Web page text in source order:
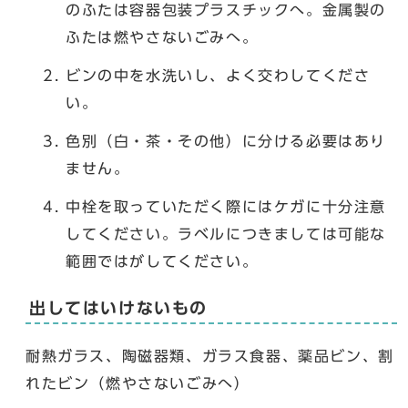
のふたは容器包装プラスチックへ。金属製の
ふたは燃やさないごみへ。
ビンの中を水洗いし、よく交わしてくださ
い。
色別（白・茶・その他）に分ける必要はあり
ません。
中栓を取っていただく際にはケガに十分注意
してください。ラベルにつきましては可能な
範囲ではがしてください。
出してはいけないもの
耐熱ガラス、陶磁器類、ガラス食器、薬品ビン、割
れたビン（燃やさないごみへ）